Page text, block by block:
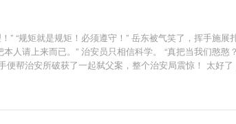
“规矩就是规矩！必须遵守！” 岳东被气笑了，挥手施
人请上来而已。” 治安员只相信科学。 “真把当我们憨
帮治安所破获了一起弑父案，整个治安局震惊！ 太好